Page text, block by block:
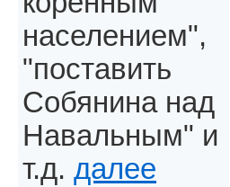
населением",
"поставить
Собянина над
Навальным" и
т.д. далее